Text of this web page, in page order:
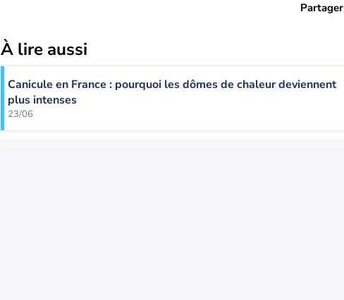
Partager
À lire aussi
Canicule en France : pourquoi les dômes de chaleur deviennent
plus intenses
23/06